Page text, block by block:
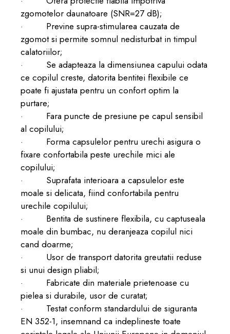
zgomotelor daunatoare (SNR=27 dB);
· Previne supra-stimularea cauzata de
zgomot si permite somnul nedisturbat in timpul
calatoriilor;
· Se adapteaza la dimensiunea capului odata
ce copilul creste, datorita bentitei flexibile ce
poate fi ajustata pentru un confort optim la
purtare;
· Fara puncte de presiune pe capul sensibil
al copilului;
· Forma capsulelor pentru urechi asigura o
fixare confortabila peste urechile mici ale
copilului;
· Suprafata interioara a capsulelor este
moale si delicata, fiind confortabila pentru
urechile copilului;
· Bentita de sustinere flexibila, cu captuseala
moale din bumbac, nu deranjeaza copilul nici
cand doarme;
· Usor de transport datorita greutatii reduse
si unui design pliabil;
· Fabricate din materiale prietenoase cu
pielea si durabile, usor de curatat;
· Testat conform standardului de siguranta
EN 352-1, insemnand ca indeplineste toate